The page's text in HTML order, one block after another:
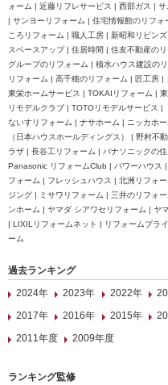
ォーム | 近藤リフレサービス | 西部ガス |
| サンヨーリフォーム | 住宅情報館のリフ
ころリフォーム | 職人工房 | 新昭和リビン
スペースアップ | 住居時間 | 住友不動産の
グループのリフォーム | 積水ハウス建設の
リフォーム | 高千穂のリフォーム | 匠工房
東栄ホームサービス | TOKAIリフォーム |
リモデルクラブ | TOTOリモデルサービス
ないすリフォーム | ナサホーム | ニッカホ
（日本ハウスホールディングス） | 野村不
ラザ | 長谷工リフォーム | パナソニックの
Panasonic リフォームClub | パワーハウス
フォーム | フレッシュハウス | 北洲リフォ
ジング | ミサワリフォーム | 三井のリフォ
ンホーム | ヤマダ シアワセリフォーム | ヤ
| LIXILリフォームネット | リフォームプラ
ーム
過去ランキング
2024年
2023年 2022年
2017年
2016年 2015年
2011年度
2009年度
ランキング監修